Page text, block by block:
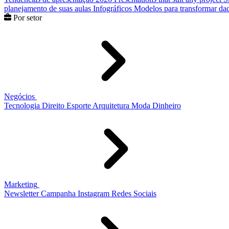
planejamento de suas aulas Infográficos Modelos para transformar
Por setor
Negócios
Tecnologia Direito Esporte Arquitetura Moda Dinheiro
Marketing
Newsletter Campanha Instagram Redes Sociais